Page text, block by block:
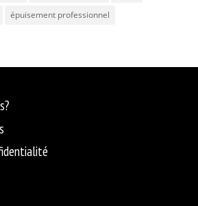
épuisement professionnel